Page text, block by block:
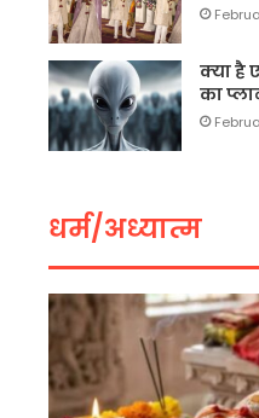
क्या है
का
धर्म/अध्यात्म